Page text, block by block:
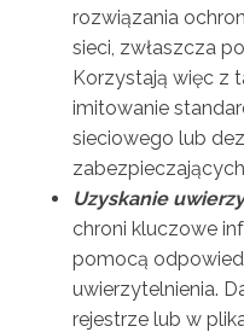
rozwiązania
sieci, zwłaszcza
Korzystają więc z
imitowanie
sieciowego lub
Uzyskanie
chroni kluczowe
pomocą
uwierzytelnienia.
rejestrze lub w